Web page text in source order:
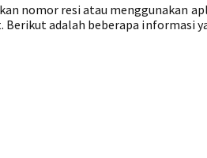
nomor resi atau menggunakan
adalah beberapa informasi